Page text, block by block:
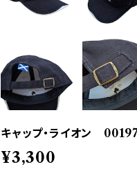
キャップ・ライオン
¥3,300